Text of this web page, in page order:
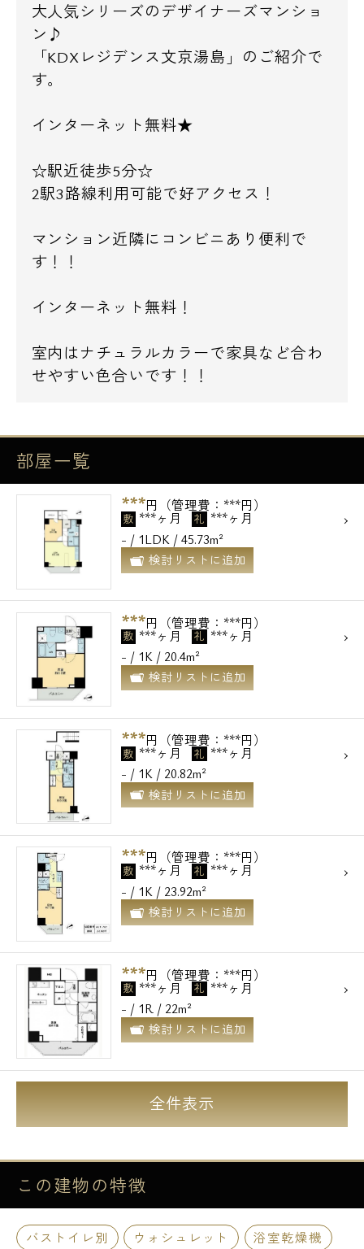
大人気シリーズのデザイナーズマンショ
ン♪
「KDXレジデンス文京湯島」のご紹介で
す。
インターネット無料★
☆駅近徒歩5分☆
2駅3路線利用可能で好アクセス！
マンション近隣にコンビニあり便利で
す！！
インターネット無料！
室内はナチュラルカラーで家具など合わ
せやすい色合いです！！
部屋一覧
***円（管理費：***円）
敷 ***ヶ月 礼 ***ヶ月
- / 1LDK / 45.73m²
検討リストに追加
***円（管理費：***円）
敷 ***ヶ月 礼 ***ヶ月
- / 1K / 20.4m²
検討リストに追加
***円（管理費：***円）
敷 ***ヶ月 礼 ***ヶ月
- / 1K / 20.82m²
検討リストに追加
***円（管理費：***円）
敷 ***ヶ月 礼 ***ヶ月
- / 1K / 23.92m²
検討リストに追加
***円（管理費：***円）
敷 ***ヶ月 礼 ***ヶ月
- / 1R / 22m²
検討リストに追加
全件表示
この建物の特徴
バストイレ別 ウォシュレット 浴室乾燥機